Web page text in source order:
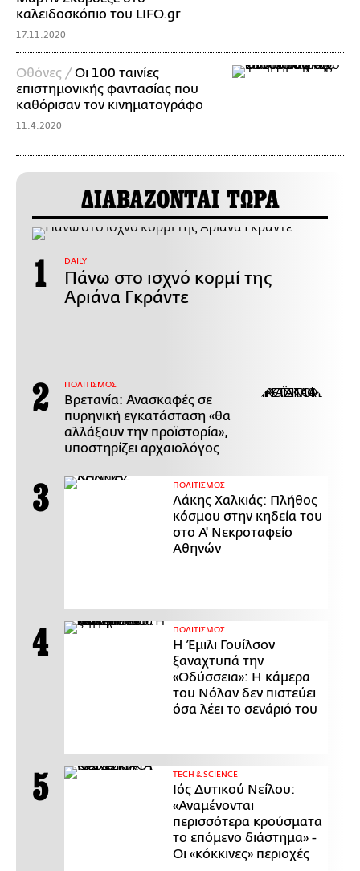
καλειδοσκόπιο του LIFO.gr
17.11.2020
Οθόνες /Οι 100 ταινίες
επιστημονικής φαντασίας που
καθόρισαν τον κινηματογράφο
11.4.2020
ΔΙΑΒΑΖΟΝΤΑΙ ΤΩΡΑ
DAILY
Πάνω στο ισχνό κορμί της
Αριάνα Γκράντε
ΠΟΛΙΤΙΣΜΟΣ
Βρετανία: Ανασκαφές σε
πυρηνική εγκατάσταση «θα
αλλάξουν την προϊστορία»,
υποστηρίζει αρχαιολόγος
ΠΟΛΙΤΙΣΜΟΣ
Λάκης Χαλκιάς: Πλήθος
κόσμου στην κηδεία του
στο Α' Νεκροταφείο
Αθηνών
ΠΟΛΙΤΙΣΜΟΣ
Η Έμιλι Γουίλσον
ξαναχτυπά την
«Οδύσσεια»: Η κάμερα
του Νόλαν δεν πιστεύει
όσα λέει το σενάριό του
ΤECH & SCIENCE
Ιός Δυτικού Νείλου:
«Αναμένονται
περισσότερα κρούσματα
το επόμενο διάστημα» -
Οι «κόκκινες» περιοχές